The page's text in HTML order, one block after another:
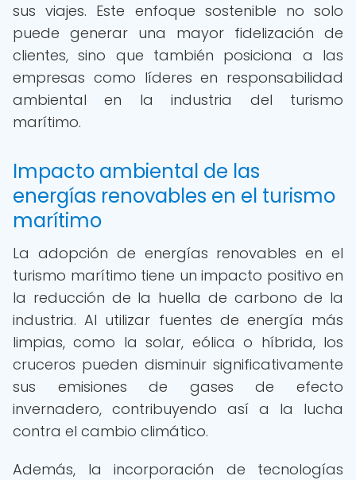
sus viajes. Este enfoque sostenible no solo
puede generar una mayor fidelización de
clientes, sino que también posiciona a las
empresas como líderes en responsabilidad
ambiental en la industria del turismo
marítimo.
Impacto ambiental de las
energías renovables en el turismo
marítimo
La adopción de energías renovables en el
turismo marítimo tiene un impacto positivo en
la reducción de la huella de carbono de la
industria. Al utilizar fuentes de energía más
limpias, como la solar, eólica o híbrida, los
cruceros pueden disminuir significativamente
sus emisiones de gases de efecto
invernadero, contribuyendo así a la lucha
contra el cambio climático.
Además, la incorporación de tecnologías